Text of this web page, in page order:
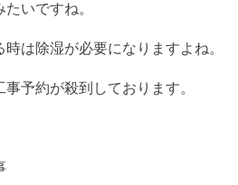
いですね。
は除湿が必要になりますよね。
予約が殺到しております。